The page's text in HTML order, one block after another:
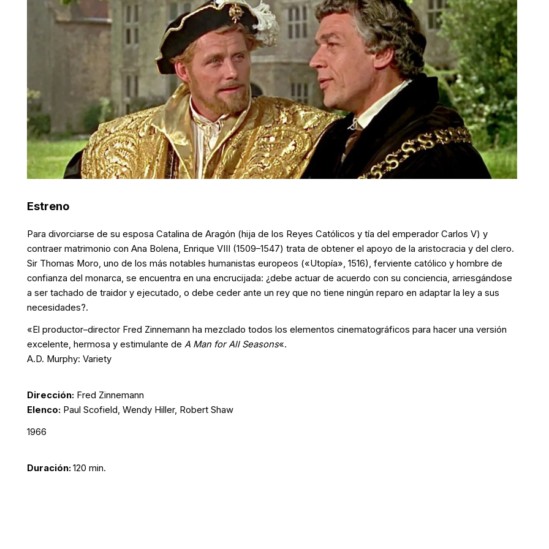
Estreno
Para divorciarse de su esposa Catalina de Aragón (hija de los Reyes Católicos y tía del emperador Carlos V) y
contraer matrimonio con Ana Bolena, Enrique VIII (1509–1547) trata de obtener el apoyo de la aristocracia y del clero.
Sir Thomas Moro, uno de los más notables humanistas europeos («Utopía», 1516), ferviente católico y hombre de
confianza del monarca, se encuentra en una encrucijada: ¿debe actuar de acuerdo con su conciencia, arriesgándose
a ser tachado de traidor y ejecutado, o debe ceder ante un rey que no tiene ningún reparo en adaptar la ley a sus
necesidades?.
«El productor–director Fred Zinnemann ha mezclado todos los elementos cinematográficos para hacer una versión
excelente, hermosa y estimulante de A Man for All Seasons«.
A.D. Murphy: Variety
Dirección: Fred Zinnemann
Elenco: Paul Scofield, Wendy Hiller, Robert Shaw
1966
Duración: 120 min.